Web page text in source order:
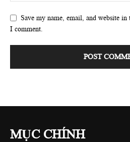
Save my name, email, and website
I comment.
MỤC CHÍNH